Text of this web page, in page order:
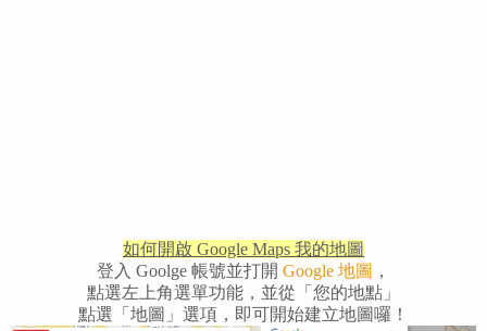
如何開啟 Google Maps 我的地圖
登入 Goolge 帳號並打開 Google 地圖 ，
點選左上角選單功能，並從「您的地點」
點選「地圖」選項，即可開始建立地圖囉！